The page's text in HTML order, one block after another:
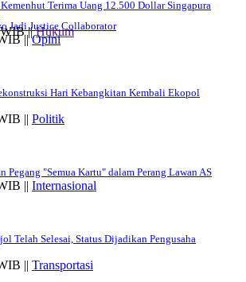
Terima Uang 12.500 Dollar Singapura
WIB ||Hukum
Jadi Justice Collaborator
||Opini
Hari Kebangkitan Kembali Ekopol
|| Politik
Pegang "Semua Kartu" dalam Perang Lawan AS
|| Internasional
Telah Selesai, Status Dijadikan Pengusaha
|| Transportasi